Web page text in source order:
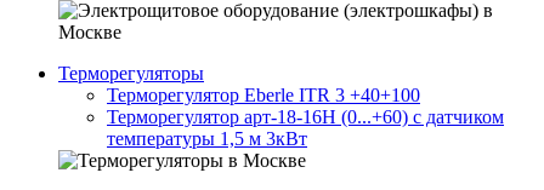
Терморегуляторы
Терморегулятор Eberle ITR 3 +40+100
Терморегулятор арт-18-16H (0...+60) с датчиком
температуры 1,5 м 3кВт